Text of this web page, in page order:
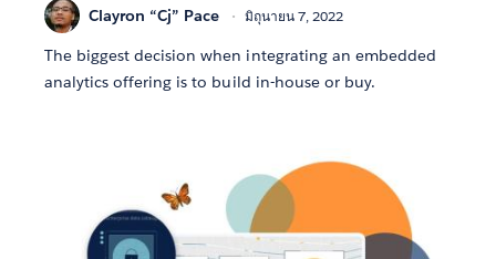
Clayron “Cj” Pace มิถุนายน 7, 2022
The biggest decision when integrating an embedded
analytics offering is to build in-house or buy.